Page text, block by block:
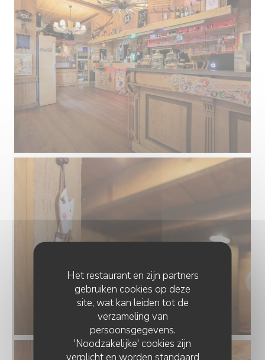
Het restaurant en zijn partners
gebruiken cookies op deze
site, wat kan leiden tot de
verzameling van
persoonsgegevens.
'Noodzakelijke' cookies zijn
verplicht en worden standaard